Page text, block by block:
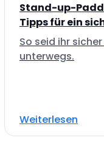
Stand-up-
Tipps für ein
So seid ihr
unterwegs.
Weiterlesen